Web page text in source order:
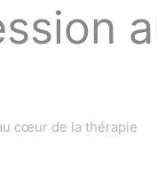
cœur de la thérapie